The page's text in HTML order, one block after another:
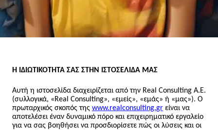
Η ΙΔΙΩΤΙΚΟΤΗΤΑ ΣΑΣ ΣΤΗΝ ΙΣΤΟΣΕΛΙΔΑ ΜΑΣ
Αυτή η ιστοσελίδα διαχειρίζεται από την Real Consulting Α.Ε.
(συλλογικά, «Real Consulting», «εμείς», «εμάς» ή «μας»). Ο
πρωταρχικός σκοπός της www.realconsulting.gr είναι να
αποτελέσει έναν δυναμικό πόρο και επιχειρηματικό εργαλείο
για να σας βοηθήσει να προσδιορίσετε πώς οι λύσεις και οι